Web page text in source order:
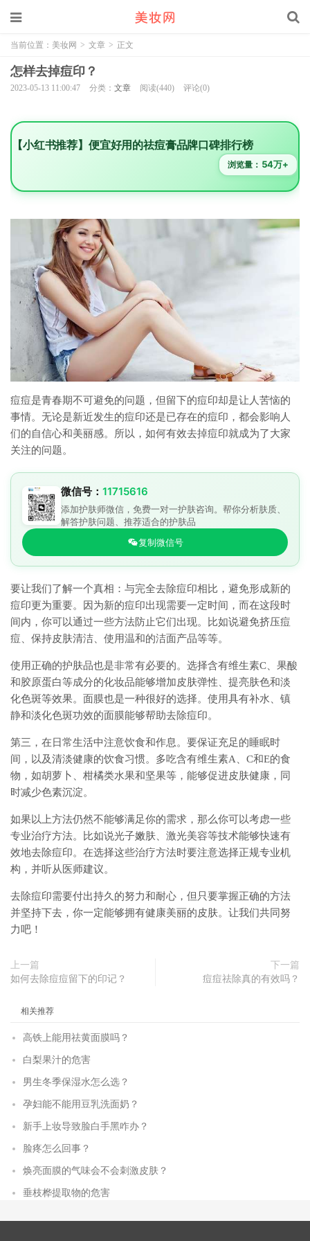
当前位置： 美妆网 > 文章 > 正文
怎样去掉痘印？
2023-05-13 11:00:47 分类： 文章 阅读(440) 评论(0)
【小红书推荐】便宜好用的祛痘膏品牌口碑排行榜
浏览量： 54万+
痘痘是青春期不可避免的问题，但留下的痘印却是让人苦恼的
事情。无论是新近发生的痘印还是已存在的痘印，都会影响人
们的自信心和美丽感。所以，如何有效去掉痘印就成为了大家
关注的问题。
微信号： 11715616
添加护肤师微信，免费一对一护肤咨询。帮你分析肤质、
解答护肤问题、推荐适合的护肤品
复制微信号
要让我们了解一个真相：与完全去除痘印相比，避免形成新的
痘印更为重要。因为新的痘印出现需要一定时间，而在这段时
间内，你可以通过一些方法防止它们出现。比如说避免挤压痘
痘、保持皮肤清洁、使用温和的洁面产品等等。
使用正确的护肤品也是非常有必要的。选择含有维生素C、果酸
和胶原蛋白等成分的化妆品能够增加皮肤弹性、提亮肤色和淡
化色斑等效果。面膜也是一种很好的选择。使用具有补水、镇
静和淡化色斑功效的面膜能够帮助去除痘印。
第三，在日常生活中注意饮食和作息。要保证充足的睡眠时
间，以及清淡健康的饮食习惯。多吃含有维生素A、C和E的食
物，如胡萝卜、柑橘类水果和坚果等，能够促进皮肤健康，同
时减少色素沉淀。
如果以上方法仍然不能够满足你的需求，那么你可以考虑一些
专业治疗方法。比如说光子嫩肤、激光美容等技术能够快速有
效地去除痘印。在选择这些治疗方法时要注意选择正规专业机
构，并听从医师建议。
去除痘印需要付出持久的努力和耐心，但只要掌握正确的方法
并坚持下去，你一定能够拥有健康美丽的皮肤。让我们共同努
力吧！
上一篇
如何去除痘痘留下的印记？
下一篇
痘痘祛除真的有效吗？
相关推荐
高铁上能用祛黄面膜吗？
白梨果汁的危害
男生冬季保湿水怎么选？
孕妇能不能用豆乳洗面奶？
新手上妆导致脸白手黑咋办？
脸疼怎么回事？
焕亮面膜的气味会不会刺激皮肤？
垂枝桦提取物的危害